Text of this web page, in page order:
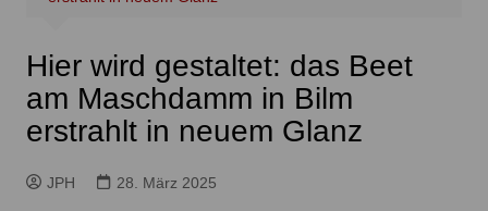
Hier wird gestaltet: das Beet
am Maschdamm in Bilm
erstrahlt in neuem Glanz
JPH 28. März 2025